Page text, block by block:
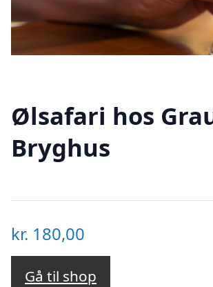
Ølsafari hos
Bryghus
kr. 180,00
Gå til shop